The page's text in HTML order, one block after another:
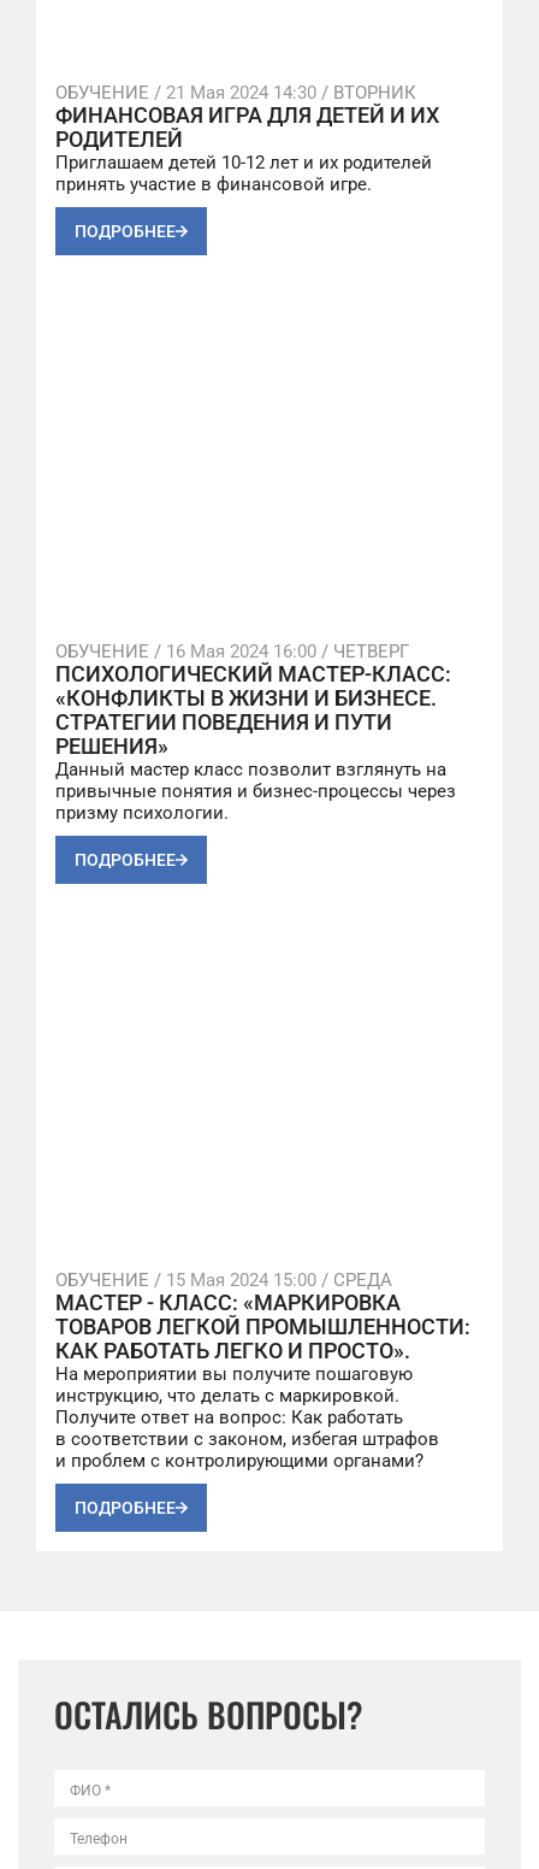
ОБУЧЕНИЕ / 21 Мая 2024 14:30 / ВТОРНИК
ФИНАНСОВАЯ ИГРА ДЛЯ ДЕТЕЙ И ИХ
РОДИТЕЛЕЙ
Приглашаем детей 10-12 лет и их родителей
принять участие в финансовой игре.
ПОДРОБНЕЕ
ОБУЧЕНИЕ / 16 Мая 2024 16:00 / ЧЕТВЕРГ
ПСИХОЛОГИЧЕСКИЙ МАСТЕР-КЛАСС:
«КОНФЛИКТЫ В ЖИЗНИ И БИЗНЕСЕ.
СТРАТЕГИИ ПОВЕДЕНИЯ И ПУТИ
РЕШЕНИЯ»
Данный мастер класс позволит взглянуть на
привычные понятия и бизнес-процессы через
призму психологии.
ПОДРОБНЕЕ
ОБУЧЕНИЕ / 15 Мая 2024 15:00 / СРЕДА
МАСТЕР - КЛАСС: «МАРКИРОВКА
ТОВАРОВ ЛЕГКОЙ ПРОМЫШЛЕННОСТИ:
КАК РАБОТАТЬ ЛЕГКО И ПРОСТО».
На мероприятии вы получите пошаговую
инструкцию, что делать с маркировкой.
Получите ответ на вопрос: Как работать
в соответствии с законом, избегая штрафов
и проблем с контролирующими органами?
ПОДРОБНЕЕ
ОСТАЛИСЬ ВОПРОСЫ?
ФИО *
Телефон